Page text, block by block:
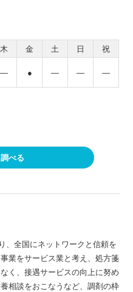
木 金 土 日
祝
― ● ― ― ―
べる
、全国にネットワークと信頼を
業をサービス業と考え、処方箋
く、接遇サービスの向上に努め
相談をおこなうなど、調剤の枠